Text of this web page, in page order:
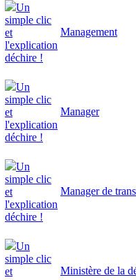
Un
simple clic
et
l'explication
déchire !
Management
Un
simple clic
et
l'explication
déchire !
Manager
Un
simple clic
et
l'explication
déchire !
Manager de
Un
simple clic
et
Ministère de la